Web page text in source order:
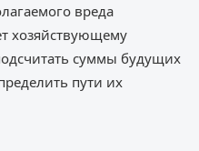
вреда
хозяйствующему
суммы будущих
пути их